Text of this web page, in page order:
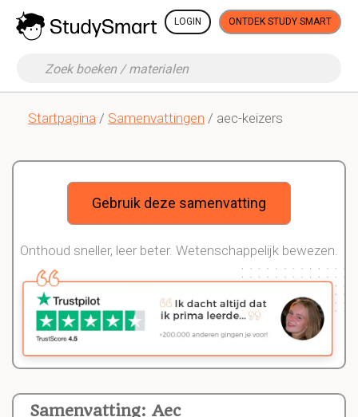
LOGIN ONTDEK STUDY SMART
Startpagina / Samenvattingen / aec-keizers
Samenvatting: Aec
Gebruik deze samenvatting
Onthoud sneller, leer beter. Wetenschappelijk bewezen.